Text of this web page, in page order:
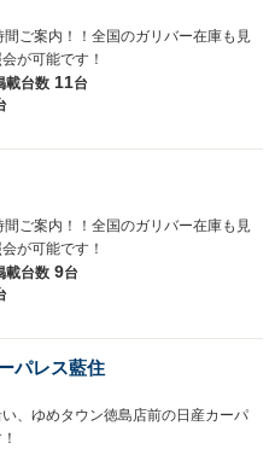
ご案内！！全国のガリバー在庫も見
が可能です！
載台数 11台
ご案内！！全国のガリバー在庫も見
が可能です！
載台数 9台
パレス藍住
、ゆめタウン徳島店前の日産カーパ